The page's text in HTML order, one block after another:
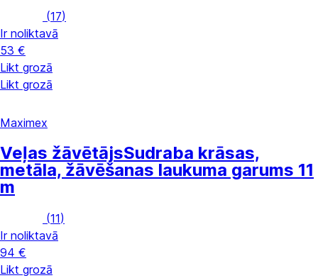
(17)
Ir noliktavā
53 €
Likt grozā
Likt grozā
Maximex
Veļas žāvētājsSudraba krāsas,
metāla, žāvēšanas laukuma garums 11
m
(11)
Ir noliktavā
94 €
Likt grozā